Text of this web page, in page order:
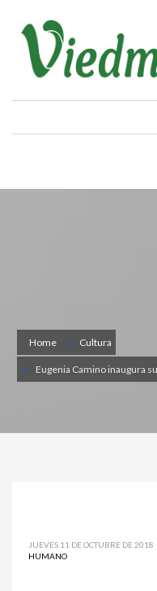
Home Cultura
Eugenia Camino inaugura
JUEVES 11 DE OCTUBRE DE 2018
HUMANO